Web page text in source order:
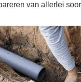
van allerlei